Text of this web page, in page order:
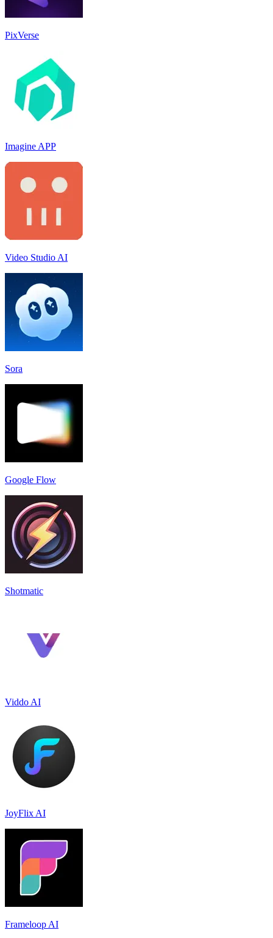
PixVerse
Imagine APP
Video Studio AI
Sora
Google Flow
Shotmatic
Viddo AI
JoyFlix AI
Frameloop AI